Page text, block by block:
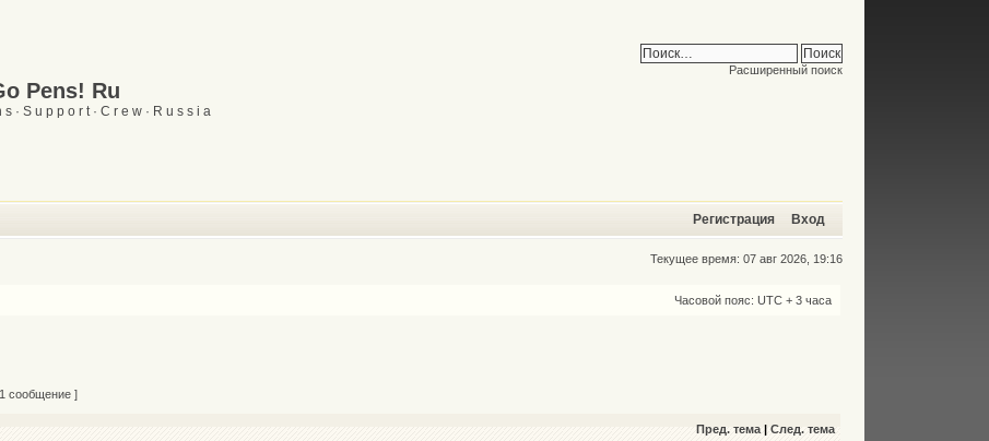
Pens! Ru
s · S u p p o r t · C r e w · R u s s i a
Расширенный поиск
Регистрация Вход
Текущее время: 07 авг 2026, 19:16
Часовой пояс: UTC + 3 часа
сообщение ]
Пред. тема |След. тема